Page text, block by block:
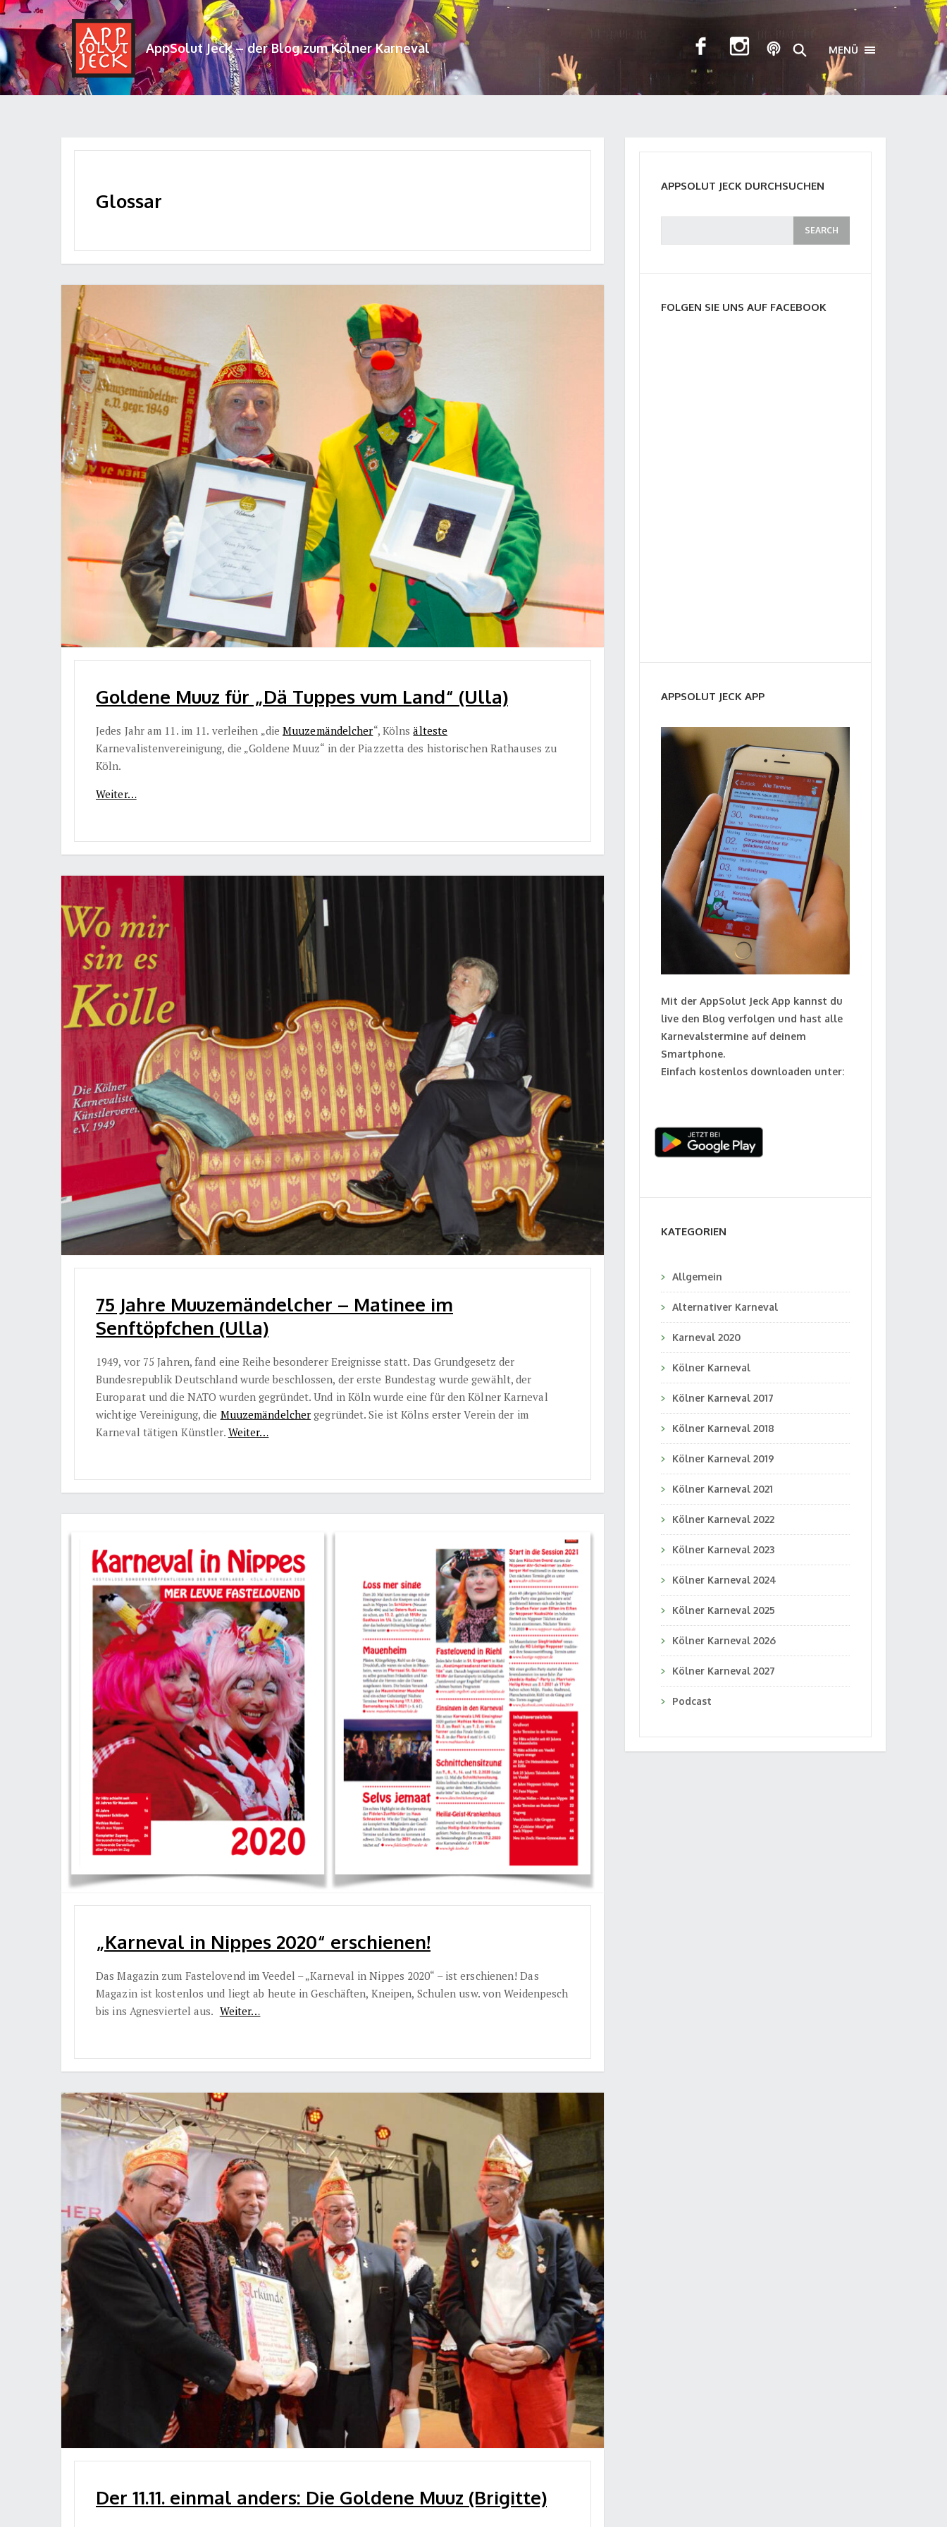
AppSolut Jeck – der Blog zum Kölner Karneval MENÜ TOGGLE
Glossar
Goldene Muuz für „Dä Tuppes vum Land“ (Ulla)
Jedes Jahr am 11. im 11. verleihen „die Muuzemändelcher“, Kölnsälteste
Karnevalistenvereinigung, die „Goldene Muuz“ in der Piazzetta des historischen Rathauses zu
Köln.
Weiter…
75 Jahre Muuzemändelcher – Matinee im
Senftöpfchen (Ulla)
1949, vor 75 Jahren, fand eine Reihe besonderer Ereignisse statt. Das Grundgesetz der
Bundesrepublik Deutschland wurde beschlossen, der erste Bundestag wurde gewählt, der
Europarat und die NATO wurden gegründet. Und in Köln wurde eine für den Kölner Karneval
wichtige Vereinigung, die Muuzemändelcher gegründet. Sie ist Kölns erster Verein der im
Karneval tätigen Künstler. Weiter…
„Karneval in Nippes 2020“ erschienen!
Das Magazin zum Fastelovend im Veedel – „Karneval in Nippes 2020“ – ist erschienen! Das
Magazin ist kostenlos und liegt ab heute in Geschäften, Kneipen, Schulen usw. von Weidenpesch
bis ins Agnesviertel aus. Weiter…
Der 11.11. einmal anders: Die Goldene Muuz (Brigitte)
APPSOLUT JECK DURCHSUCHEN
FOLGEN SIE UNS AUF FACEBOOK
APPSOLUT JECK APP
Mit der AppSolut Jeck App kannst du
live den Blog verfolgen und hast alle
Karnevalstermine auf deinem
Smartphone.
Einfach kostenlos downloaden unter:
KATEGORIEN
Allgemein
Alternativer Karneval
Karneval 2020
Kölner Karneval
Kölner Karneval 2017
Kölner Karneval 2018
Kölner Karneval 2019
Kölner Karneval 2021
Kölner Karneval 2022
Kölner Karneval 2023
Kölner Karneval 2024
Kölner Karneval 2025
Kölner Karneval 2026
Kölner Karneval 2027
Podcast